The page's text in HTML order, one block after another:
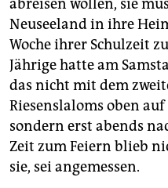
abo
genossenschaft
epaper login
abreisen wollen, sie
Neuseeland in ihre
Woche ihrer Schulzeit
Jährige hatte am
das nicht mit dem
Riesenslaloms oben
sondern erst abends
Zeit zum Feiern blieb
sie, sei angemessen.